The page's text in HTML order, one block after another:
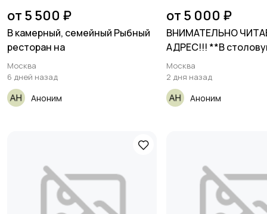
от 5 500 ₽
В камерный, семейный Рыбный
ресторан на
Москва
6 дней назад
Аноним
от 5 000 ₽
ВНИМАТЕЛЬНО
АДРЕС!!! **В
требуется
Москва
2 дня назад
Аноним